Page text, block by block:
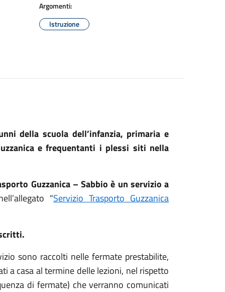
Argomenti:
Istruzione
della scuola dell’infanzia, primaria e
e frequentanti i plessi siti nella
Guzzanica – Sabbio è un servizio a
"Servizio Trasporto Guzzanica
sono raccolti nelle fermate prestabilite,
a casa al termine delle lezioni, nel rispetto
di fermate) che verranno comunicati